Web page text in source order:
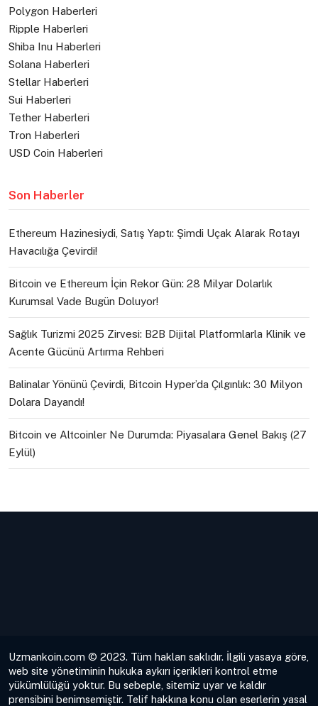
Polygon Haberleri
Ripple Haberleri
Shiba Inu Haberleri
Solana Haberleri
Stellar Haberleri
Sui Haberleri
Tether Haberleri
Tron Haberleri
USD Coin Haberleri
Son Haberler
Ethereum Hazinesiydi, Satış Yaptı: Şimdi Uçak Alarak Rotayı
Havacılığa Çevirdi!
Bitcoin ve Ethereum İçin Rekor Gün: 28 Milyar Dolarlık
Kurumsal Vade Bugün Doluyor!
Sağlık Turizmi 2025 Zirvesi: B2B Dijital Platformlarla Klinik ve
Acente Gücünü Artırma Rehberi
Balinalar Yönünü Çevirdi, Bitcoin Hyper’da Çılgınlık: 30 Milyon
Dolara Dayandı!
Bitcoin ve Altcoinler Ne Durumda: Piyasalara Genel Bakış (27
Eylül)
Uzmankoin.com © 2023. Tüm hakları saklıdır. İlgili yasaya göre,
web site yönetiminin hukuka aykırı içerikleri kontrol etme
yükümlülüğü yoktur. Bu sebeple, sitemiz uyar ve kaldır
prensibini benimsemiştir. Telif hakkına konu olan eserlerin yasal